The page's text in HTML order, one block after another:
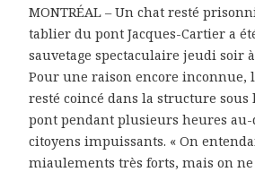
MONTRÉAL – Un chat resté
tablier du pont Jacques-Cartier a
sauvetage spectaculaire jeudi soir
Pour une raison encore inconnue,
resté coincé dans la structure
pont pendant plusieurs heures au-
citoyens impuissants. « On
miaulements très forts, mais on ne